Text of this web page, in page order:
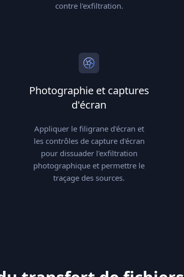
contre l'exfiltration.
Photographie et captures
d'écran
Appliquer le filigrane d'écran et
les contrôles de capture d'écran
pour dissuader l'exfiltration
photographique et permettre le
traçage des sources.